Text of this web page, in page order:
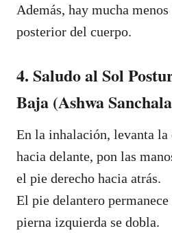
Además, hay mucha
posterior del cuerpo.
4. Saludo al Sol
Baja (Ashwa
En la inhalación, levanta la
hacia delante, pon las
el pie derecho hacia atrás.
El pie delantero
pierna izquierda se dobla.